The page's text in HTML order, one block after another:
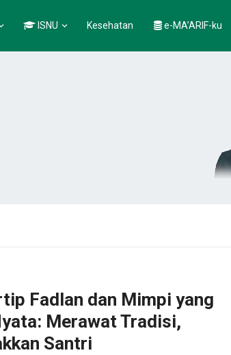
ISNU Kesehatan e-MA’ARIF-ku
Fadlan dan Mimpi yang
Merawat Tradisi,
Santri